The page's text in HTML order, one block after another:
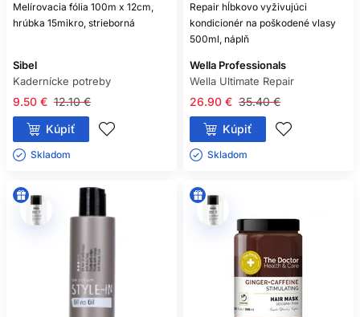
Melírovacia fólia 100m x 12cm,
hrúbka 15mikro, strieborná
Sibel
Kadernícke potreby
12.10 €
9.50 €
Kúpiť
Skladom ㅤ
Repair hĺbkovo vyživujúci
kondicionér na poškodené vlasy
500ml, náplň
Wella Professionals
Wella Ultimate Repair
35.40 €
26.90 €
Kúpiť
Skladom ㅤ